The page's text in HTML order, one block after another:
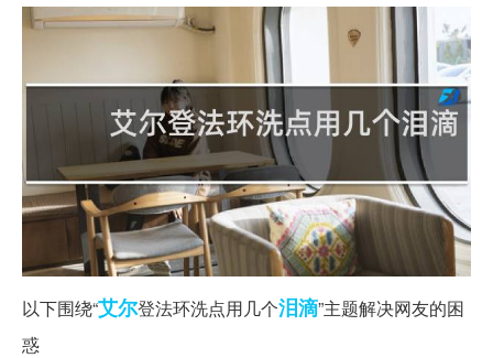
以下围绕“艾尔登法环洗点用几个泪滴”主题解决网友的困
惑